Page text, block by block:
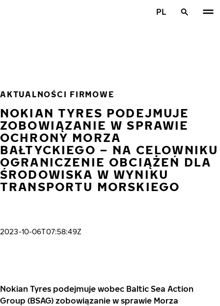
PL
AKTUALNOŚCI FIRMOWE
NOKIAN TYRES PODEJMUJE
ZOBOWIĄZANIE W SPRAWIE
OCHRONY MORZA
BAŁTYCKIEGO – NA CELOWNIKU
OGRANICZENIE OBCIĄŻEŃ DLA
ŚRODOWISKA W WYNIKU
TRANSPORTU MORSKIEGO
2023-10-06T07:58:49Z
Nokian Tyres podejmuje wobec Baltic Sea Action
Group (BSAG) zobowiązanie w sprawie Morza